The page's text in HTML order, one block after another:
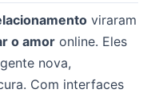
viraram
o amor online. Eles
nova,
Com interfaces